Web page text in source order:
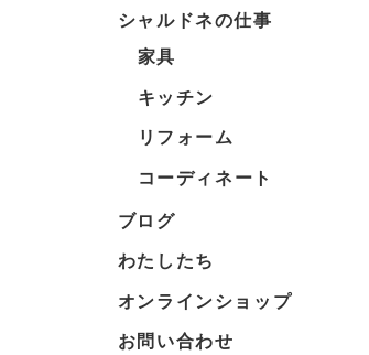
シャルドネの仕事
家具
キッチン
リフォーム
コーディネート
ブログ
わたしたち
オンラインショップ
お問い合わせ